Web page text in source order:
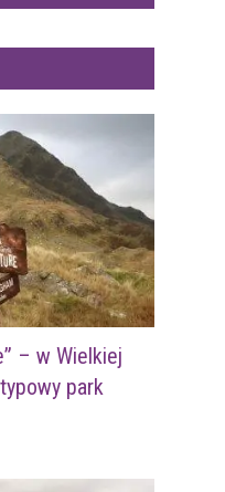
– w Wielkiej
park